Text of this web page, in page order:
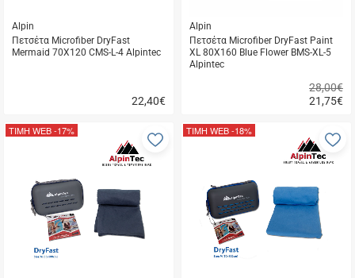
Alpin
Πετσέτα Microfiber DryFast
Mermaid 70X120 CMS-L-4 Alpintec
22,40€
αγορά
Alpin
Πετσέτα Microfiber DryFast Paint
XL 80X160 Blue Flower BMS-XL-5
Alpintec
21,75€
28,00€
αγορά
ΤΙΜΗ WEB-17%
Προσθήκη
ΤΙΜΗ WEB-18%